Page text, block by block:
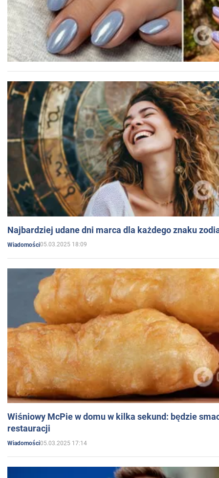
Najbardziej udane dni marca dla każdego znaku
Wiadomości05.03.2025 18:09
Wiśniowy McPie w domu w kilka sekund: będzie
restauracji
Wiadomości05.03.2025 17:14